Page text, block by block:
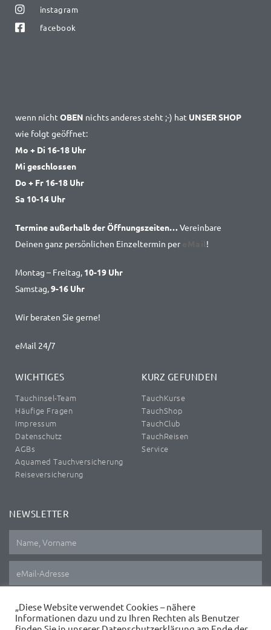
instagram
facebook
wenn nicht OBEN nichts anderes steht ;-) hat UNSER SHOP
wie folgt geöffnet:
Mo + Di 16-18 Uhr
Mi geschlossen
Do + Fr 16-18 Uhr
Sa 10-14 Uhr
Termine außerhalb der Öffnungszeiten… Vereinbare
Deinen ganz persönlichen Einzeltermin per
!
Montag – Freitag, 10-19 Uhr
Samstag,9-16 Uhr
Wir beraten Sie gerne!
eMail 24/7
WICHTIGES
Tauchinsel-Team
Häufige Fragen
Impressum
Datenschutz
AGBs
Aquamed Tauchversicherung
Reiseversicherung
KURZ GEFUNDEN
TauchKurse
TauchShop
TauchClub
TauchReisen
Service
NEWSLETTER
Terms of Serviceapply.
„Diese Website verwendet Cookies – nähere
Informationen dazu und zu Ihren Rechten als Benutzer